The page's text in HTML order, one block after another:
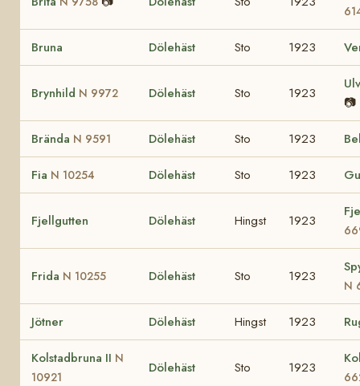
Bruna Dölehäst Sto 1923
Brynhild N 9972 Dölehäst Sto 1923
📷
Brända N 9591 Dölehäst Sto 1923
Fia N 10254 Dölehäst Sto 1923
Fjellgutten Dölehäst Hingst 1923
Frida N 10255 Dölehäst Sto 1923
N
Jötner Dölehäst Hingst 1923
Kolstadbruna II N
10921
Dölehäst Sto 1923